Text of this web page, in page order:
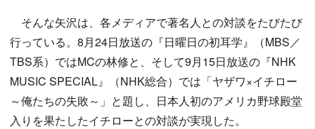
そんな矢沢は、各メディアで著名人との対談をたびたび
行っている。8月24日放送の『日曜日の初耳学』（MBS／
TBS系）ではMCの林修と、そして9月15日放送の『NHK
MUSIC SPECIAL』（NHK総合）では「ヤザワ×イチロー
～俺たちの失敗～」と題し、日本人初のアメリカ野球殿堂
入りを果たしたイチローとの対談が実現した。